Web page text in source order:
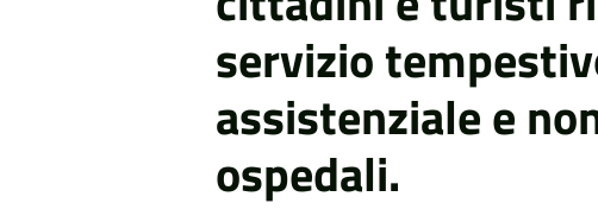
servizio
assistenziale e
ospedali.